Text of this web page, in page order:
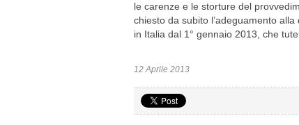
le carenze e le storture del
chiesto da subito l’adeguamento
in Italia dal 1° gennaio 2013, che
12 Aprile 2013